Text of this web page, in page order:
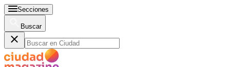
Secciones
Buscar